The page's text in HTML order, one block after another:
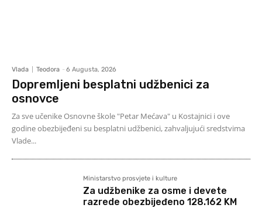
Vlada Teodora - 6 Augusta, 2026
Dopremljeni besplatni udžbenici za
osnovce
Za sve učenike Osnovne škole "Petar Mećava" u Kostajnici i ove
godine obezbijeđeni su besplatni udžbenici, zahvaljujući sredstvima
Vlade...
Ministarstvo prosvjete i kulture
Za udžbenike za osme i devete
razrede obezbijeđeno 128.162 KM